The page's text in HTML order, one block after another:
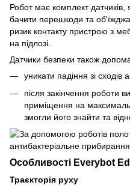
Робот має комплект датчиків,
бачити перешкоди та
ризик контакту пристрою з
на підлозі.
Датчики безпеки також
уникати падіння зі сходів
після закінчення роботи
приміщення на
змогли його знайти та
Особливості Everybot
Траєкторія руху